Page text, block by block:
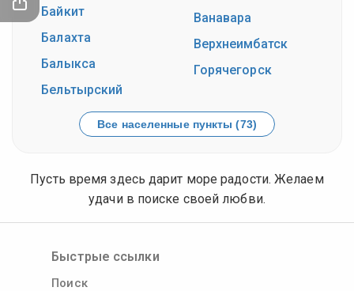
Байкит
Балахта
Балыкса
Бельтырский
Ванавара
Верхнеимбатск
Горячегорск
Все населенные пункты (73)
Пусть время здесь дарит море радости. Желаем
удачи в поиске своей любви.
Быстрые ссылки
Поиск